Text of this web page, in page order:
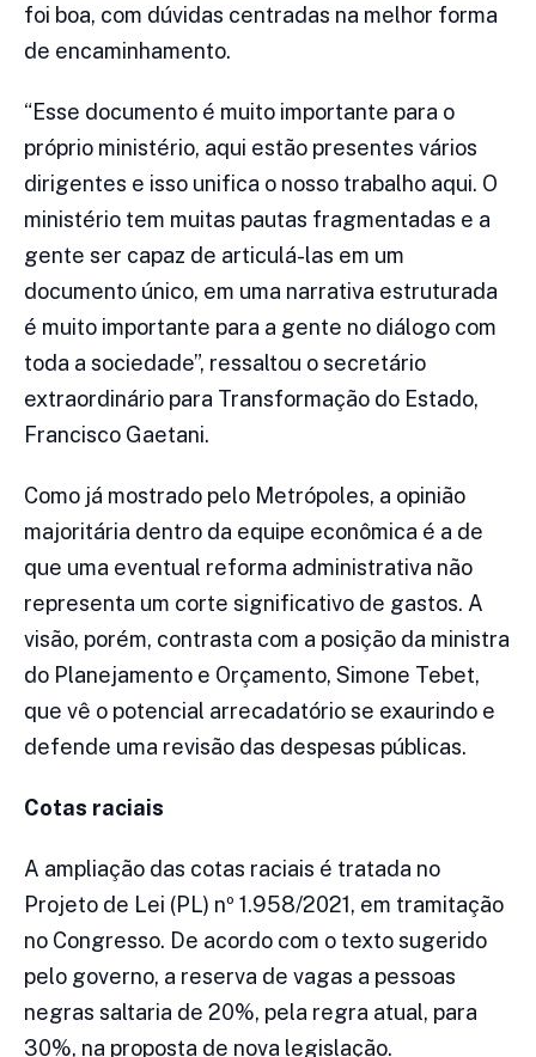
foi boa, com dúvidas centradas na melhor forma
de encaminhamento.
“Esse documento é muito importante para o
próprio ministério, aqui estão presentes vários
dirigentes e isso unifica o nosso trabalho aqui. O
ministério tem muitas pautas fragmentadas e a
gente ser capaz de articulá-las em um
documento único, em uma narrativa estruturada
é muito importante para a gente no diálogo com
toda a sociedade”, ressaltou o secretário
extraordinário para Transformação do Estado,
Francisco Gaetani.
Como já mostrado pelo Metrópoles, a opinião
majoritária dentro da equipe econômica é a de
que uma eventual reforma administrativa não
representa um corte significativo de gastos. A
visão, porém, contrasta com a posição da ministra
do Planejamento e Orçamento, Simone Tebet,
que vê o potencial arrecadatório se exaurindo e
defende uma revisão das despesas públicas.
Cotas raciais
A ampliação das cotas raciais é tratada no
Projeto de Lei (PL) nº 1.958/2021, em tramitação
no Congresso. De acordo com o texto sugerido
pelo governo, a reserva de vagas a pessoas
negras saltaria de 20%, pela regra atual, para
30%, na proposta de nova legislação.